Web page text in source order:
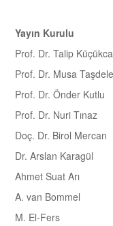
Yayın Kurulu
Prof. Dr. Talip
Prof. Dr. Musa
Prof. Dr. Önder Kutlu
Prof. Dr. Nuri Tınaz
Doç. Dr. Birol Mercan
Dr. Arslan Karagül
Ahmet Suat Arı
A. van Bommel
M. El-Fers